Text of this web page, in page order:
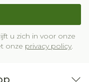
u zich in voor onze
onze privacy policy.